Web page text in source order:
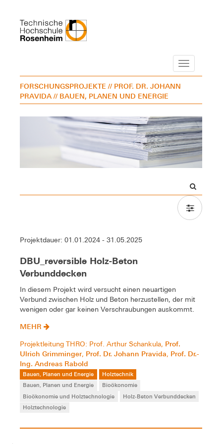
Navigation
FORSCHUNGSPROJEKTE // PROF. DR. JOHANN
PRAVIDA // BAUEN, PLANEN UND ENERGIE
Projektdauer: 01.01.2024 - 31.05.2025
DBU_reversible Holz-Beton
Verbunddecken
In diesem Projekt wird versucht einen neuartigen
Verbund zwischen Holz und Beton herzustellen, der mit
wenigen oder gar keinen Verschraubungen auskommt.
MEHR
Projektleitung THRO: Prof. Arthur Schankula, Prof.
Ulrich Grimminger, Prof. Dr. Johann Pravida, Prof. Dr.-
Ing. Andreas Rabold
Bauen, Planen und Energie
Holztechnik
Bauen, Planen und Energie
Bioökonomie
Bioökonomie und Holztechnologie
Holz-Beton Verbunddecken
Holztechnologie